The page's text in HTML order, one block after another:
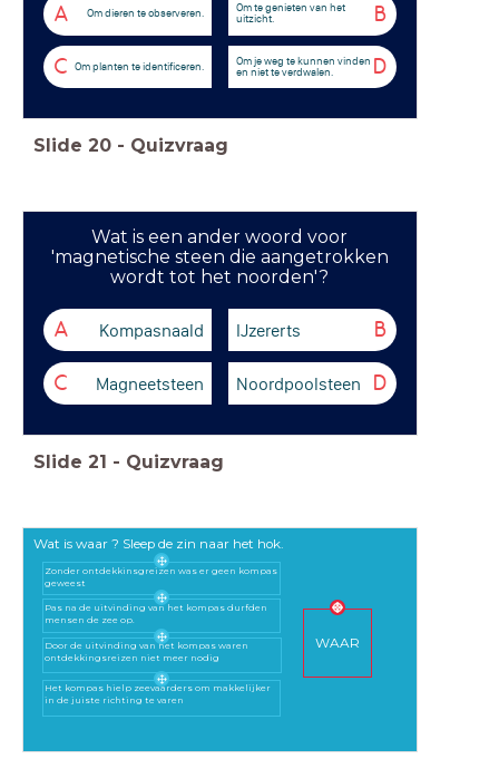
A Om dieren te observeren. B
Om te genieten van het
uitzicht.
C Om planten te identificeren. D
Om je weg te kunnen vinden
en niet te verdwalen.
Slide 20 - Quizvraag
Wat is een ander woord voor
'magnetische steen die aangetrokken
wordt tot het noorden'?
A Kompasnaald B
IJzererts
C Magneetsteen D
Noordpoolsteen
Slide 21 - Quizvraag
Wat is waar ? Sleep de zin naar het hok.
WAAR
Zonder ontdekkinsgreizen was er geen kompas
geweest
Pas na de uitvinding van het kompas durfden
mensen de zee op.
Door de uitvinding van het kompas waren
ontdekkingsreizen niet meer nodig
Het kompas hielp zeevaarders om makkelijker
in de juiste richting te varen